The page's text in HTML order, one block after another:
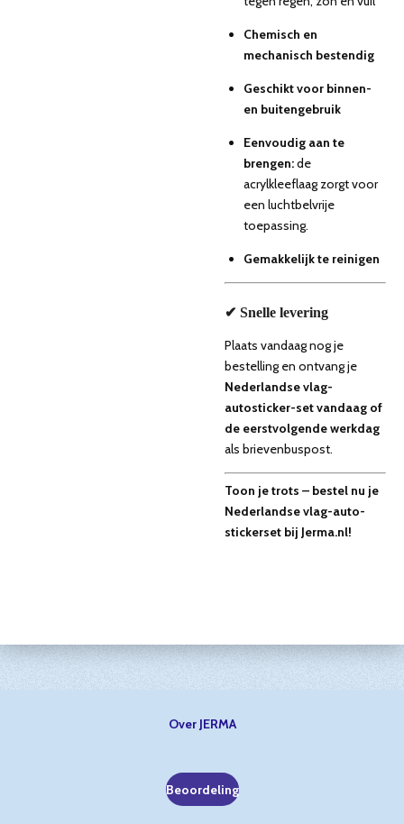
Chemisch en
mechanisch bestendig
Geschikt voor binnen-
en buitengebruik
Eenvoudig aan te
brengen:de
acrylkleeflaag zorgt voor
een luchtbelvrije
toepassing.
Gemakkelijk te reinigen
✔ Snelle levering
Plaats vandaag nog je
bestelling en ontvang je
Nederlandse vlag-
autosticker-setvandaag of
de eerstvolgende werkdag
als brievenbuspost.
Toon je trots – bestel nu je
Nederlandse vlag-auto-
stickerset bij Jerma.nl!
Over JERMA
Beoordeling